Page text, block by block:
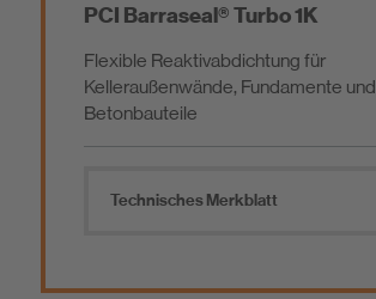
PCI Barraseal® Turbo 1K
Flexible Reaktivabdichtung für
Kelleraußenwände, Fundamente und
Betonbauteile
Technisches Merkblatt